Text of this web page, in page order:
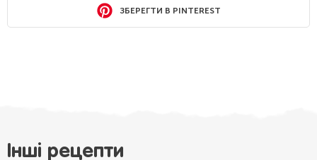
ЗБЕРЕГТИ В PINTEREST
Інші рецепти